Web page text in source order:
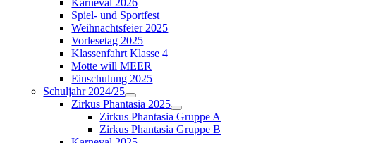
Karneval 2026
Spiel- und Sportfest
Weihnachtsfeier 2025
Vorlesetag 2025
Klassenfahrt Klasse 4
Motte will MEER
Einschulung 2025
Schuljahr 2024/25
Zirkus Phantasia 2025
Zirkus Phantasia Gruppe A
Zirkus Phantasia Gruppe B